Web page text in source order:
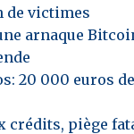
de victimes
arnaque
20 000 euros
crédits, piège